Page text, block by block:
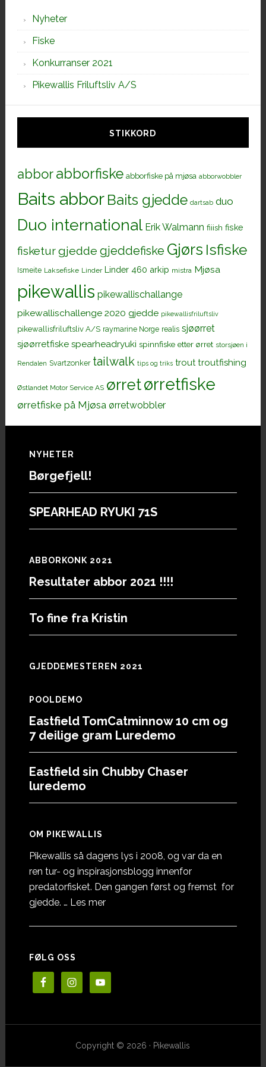
Nyheter
Fiske
Konkurranser 2021
Pikewallis Friluftsliv A/S
STIKKORD
abborabborfiske abborfiske på mjøsa abborwobbler
Baits abbor Baits gjedde dartsab duo
Duo international Erik Walmann fiiish fiske
fisketurgjedde gjeddefiske Gjørs Isfiske
Ismeite Laksefiske Linder Linder 460 arkip mistra Mjøsa
pikewallis pikewallischallange
pikewallischallenge 2020 gjedde pikewallisfriluftsliv
pikewallisfriluftsliv A/S raymarine Norge realis sjøørret
sjøørretfiske spearheadryuki spinnfiske etter ørret storsjøen i
Rendalen Svartzonker tailwalk tips og triks trout troutfishing
Østlandet Motor Service AS ørretørretfiske
ørretfiske på Mjøsa ørretwobbler
Footer
NYHETER
Børgefjell!
SPEARHEAD RYUKI 71S
ABBORKONK 2021
Resultater abbor 2021 !!!!
To fine fra Kristin
GJEDDEMESTEREN 2021
POOLDEMO
Eastfield TomCatminnow 10 cm og
7 deilige gram Luredemo
Eastfield sin Chubby Chaser
luredemo
OM PIKEWALLIS
Pikewallis så dagens lys i 2008, og var da en
ren tur- og inspirasjonsblogg innenfor
predatorfisket. Den gangen først og fremst for
gjedde. … Les meromOm
FØLG OSS
Copyright © 2026 · Pikewallis